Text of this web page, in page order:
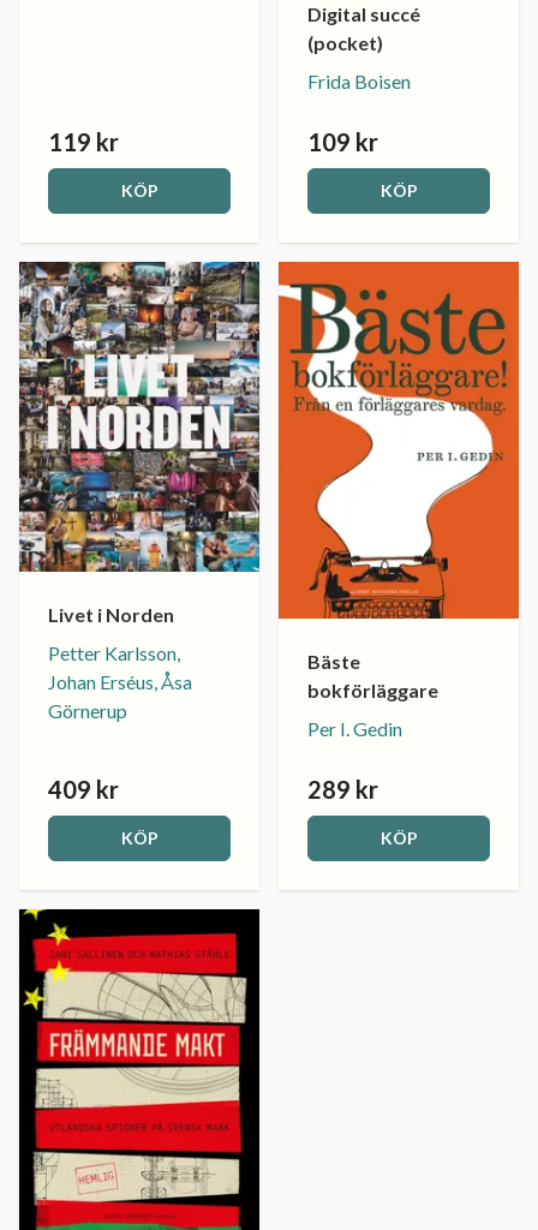
119 kr
KÖP
Digital succé
(pocket)
Frida Boisen
109 kr
KÖP
Livet i Norden
Petter Karlsson,
Johan Erséus, Åsa
Görnerup
409 kr
KÖP
Bäste
bokförläggare
Per I. Gedin
289 kr
KÖP